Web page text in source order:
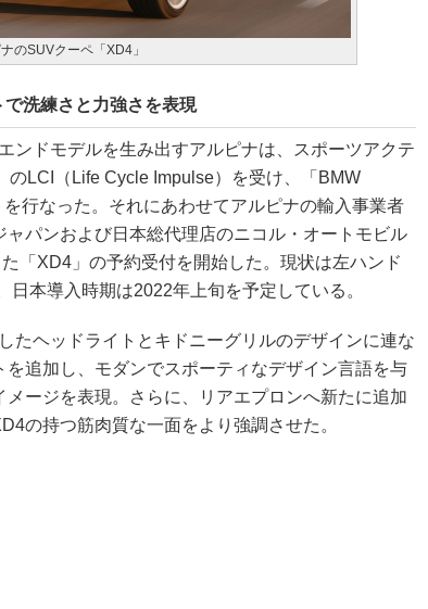
のSUVクーペ「XD4」
洗練さと力強さを表現
ンドモデルを生み出すアルピナは、スポーツアクテ
のLCI（Life Cycle Impulse）を受け、「BMW
行なった。それにあわせてアルピナの輸入事業者
パンおよび日本総代理店のニコル・オートモビル
「XD4」の予約受付を開始した。現状は左ハンド
日本導入時期は2022年上旬を予定している。
たヘッドライトとキドニーグリルのデザインに連な
を追加し、モダンでスポーティなデザイン言語を与
メージを表現。さらに、リアエプロンへ新たに追加
の持つ筋肉質な一面をより強調させた。